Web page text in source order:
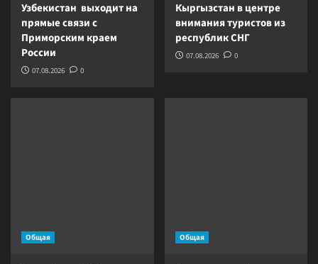
Узбекистан выходит на
прямые связи с
Приморским краем
России
07.08.2026 0
Кыргызстан в центре
внимания туристов из
республик СНГ
07.08.2026 0
Общая Общая